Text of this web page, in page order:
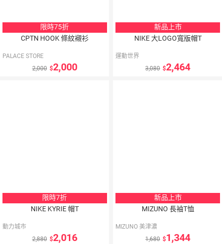
限時75折
CPTN HOOK 條紋襯衫
PALACE STORE
2,000
2,000
新品上市
NIKE 大LOGO寬版帽T
運動世界
3,080
2,464
限時7折
NIKE KYRIE 帽T
動力城市
2,880
2,016
新品上市
MIZUNO 長袖T恤
MIZUNO 美津濃
1,680
1,344